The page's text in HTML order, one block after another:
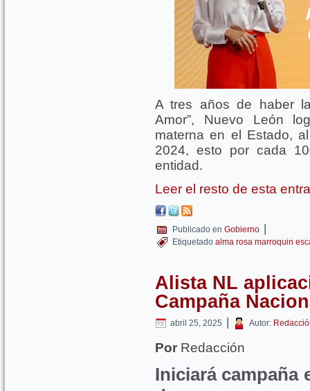
A tres años de haber
Amor”, Nuevo León
materna en el Estado,
2024, esto por cada
entidad.
Leer el resto de esta
Publicado en Gobierno |
Etiquetado alma rosa marroquin
Alista NL
Campaña
abril 25, 2025 | Autor:
Por Redacción
Iniciará campaña